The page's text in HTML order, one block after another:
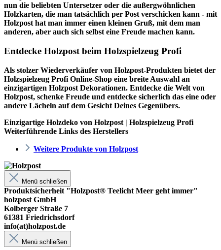
nun die beliebten Untersetzer oder die außergwöhnlichen
Holzkarten, die man tatsächlich per Post verschicken kann - mit
Holzpost hat man immer einen kleinen Gruß, mit dem man
anderen, aber auch sich selbst eine Freude machen kann.
Entdecke Holzpost beim Holzspielzeug Profi
Als stolzer Wiederverkäufer von Holzpost-Produkten bietet der
Holzspielzeug Profi Online-Shop eine breite Auswahl an
einzigartigen Holzpost Dekorationen. Entdecke die Welt von
Holzpost, schenke Freude und entdecke sicherlich das eine oder
andere Lächeln auf dem Gesicht Deines Gegenübers.
Einzigartige Holzdeko von Holzpost | Holzspielzeug Profi
Weiterführende Links des Herstellers
Weitere Produkte von Holzpost
Menü schließen
Produktsicherheit "Holzpost® Teelicht Meer geht immer"
holzpost GmbH
Kolberger Straße 7
61381 Friedrichsdorf
info(at)holzpost.de
Menü schließen